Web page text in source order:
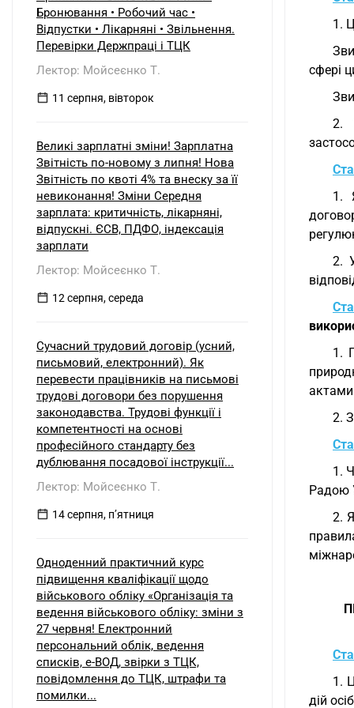
1.
сфері
2.
1.
2.
1.
2.
1.
Радою
2.
1.
дій
Бронювання • Робочий час •
Відпустки • Лікарняні • Звільнення.
Перевірки Держпраці і ТЦК
Лектор: Мойсеєнко Т.
11 серпня, вівторок
Великі зарплатні зміни! Зарплатна
Звітність по-новому з липня! Нова
Звітність по квоті 4% та внеску за її
невиконання! Зміни Середня
зарплата: критичність, лікарняні,
відпускні. ЄСВ, ПДФО, індексація
зарплати
Лектор: Мойсеєнко Т.
12 серпня, середа
Сучасний трудовий договір (усний,
письмовий, електронний). Як
перевести працівників на письмові
трудові договори без порушення
законодавства. Трудові функції і
компетентності на основі
професійного стандарту без
дублювання посадової інструкції...
Лектор: Мойсеєнко Т.
14 серпня, пʼятниця
Одноденний практичний курс
підвищення кваліфікації щодо
військового обліку «Організація та
ведення військового обліку: зміни з
27 червня! Електронний
персональний облік, ведення
списків, е-ВОД, звірки з ТЦК,
повідомлення до ТЦК, штрафи та
помилки...